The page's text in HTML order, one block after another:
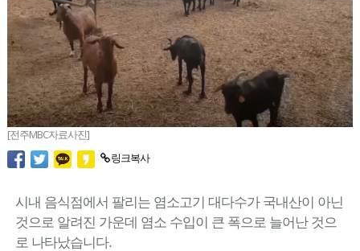
[전주MBC자료사진]
링크복사
시내 음식점에서 팔리는 염소고기 대다수가 국내산이 아닌
것으로 알려진 가운데 염소 수입이 큰 폭으로 늘어난 것으
로 나타났습니다.